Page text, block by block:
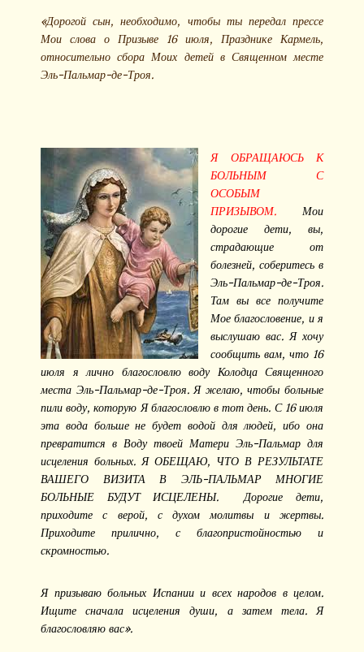
«Дорогой сын, необходимо, чтобы ты передал прессе
Мои слова о Призыве 16 июля, Празднике Кармель,
относительно сбора Моих детей в Священном месте
Эль-Пальмар-де-Троя.
Я ОБРАЩАЮСЬ К
БОЛЬНЫМ С
ОСОБЫМ
ПРИЗЫВОМ. Мои
дорогие дети, вы,
страдающие от
болезней, соберитесь в
Эль-Пальмар-де-Троя.
Там вы все получите
Мое благословение, и я
выслушаю вас. Я хочу
сообщить вам, что 16
июля я лично благословлю воду Колодца Священного
места Эль-Пальмар-де-Троя. Я желаю, чтобы больные
пили воду, которую Я благословлю в тот день. С 16 июля
эта вода больше не будет водой для людей, ибо она
превратится в Воду твоей Матери Эль-Пальмар для
исцеления больных. Я ОБЕЩАЮ, ЧТО В РЕЗУЛЬТАТЕ
ВАШЕГО ВИЗИТА В ЭЛЬ-ПАЛЬМАР МНОГИЕ
БОЛЬНЫЕ БУДУТ ИСЦЕЛЕНЫ. Дорогие дети,
приходите с верой, с духом молитвы и жертвы.
Приходите прилично, с благопристойностью и
скромностью.
Я призываю больных Испании и всех народов в целом.
Ищите сначала исцеления души, а затем тела. Я
благословляю вас».